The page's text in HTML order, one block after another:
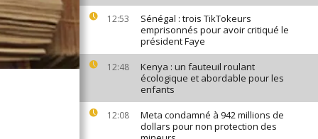
12:53
Sénégal : trois TikTokeurs
emprisonnés pour avoir critiqué le
président Faye
12:48
Kenya : un fauteuil roulant
écologique et abordable pour les
enfants
12:08
Meta condamné à 942 millions de
dollars pour non protection des